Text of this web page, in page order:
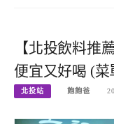
【北投飲料推
便宜又好喝 (菜
北投站 飽飽爸